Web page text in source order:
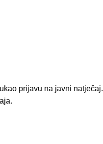
prijavu na javni natječaj.